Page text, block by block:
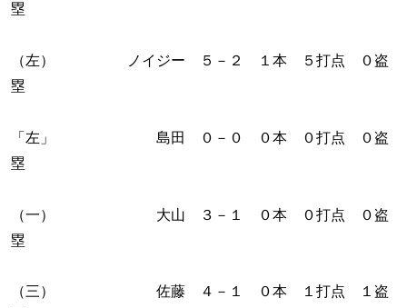
塁
（左） ノイジー ５－２ １本 ５打点 ０盗
塁
「左」 島田 ０－０ ０本 ０打点 ０盗
塁
（一） 大山 ３－１ ０本 ０打点 ０盗
塁
（三） 佐藤 ４－１ ０本 １打点 １盗